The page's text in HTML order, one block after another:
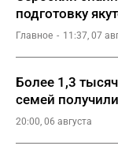
подготовку
Главное 11:37, 07
Более 1,3
семей
20:00, 06 августа